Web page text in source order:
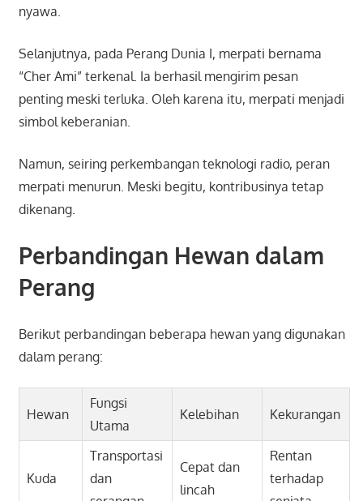
nyawa.
Selanjutnya, pada Perang Dunia I, merpati bernama
“Cher Ami” terkenal. Ia berhasil mengirim pesan
penting meski terluka. Oleh karena itu, merpati menjadi
simbol keberanian.
Namun, seiring perkembangan teknologi radio, peran
merpati menurun. Meski begitu, kontribusinya tetap
dikenang.
Perbandingan Hewan dalam
Perang
Berikut perbandingan beberapa hewan yang digunakan
dalam perang:
Hewan
Fungsi
Utama
Kelebihan Kekurangan
Kuda
Transportasi
dan
Cepat dan
lincah
Rentan
terhadap